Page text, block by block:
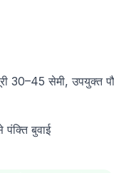
30–45 सेमी, उपयुक्त
बुवाई